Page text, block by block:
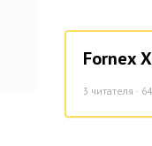
Fornex
3 читателя ·